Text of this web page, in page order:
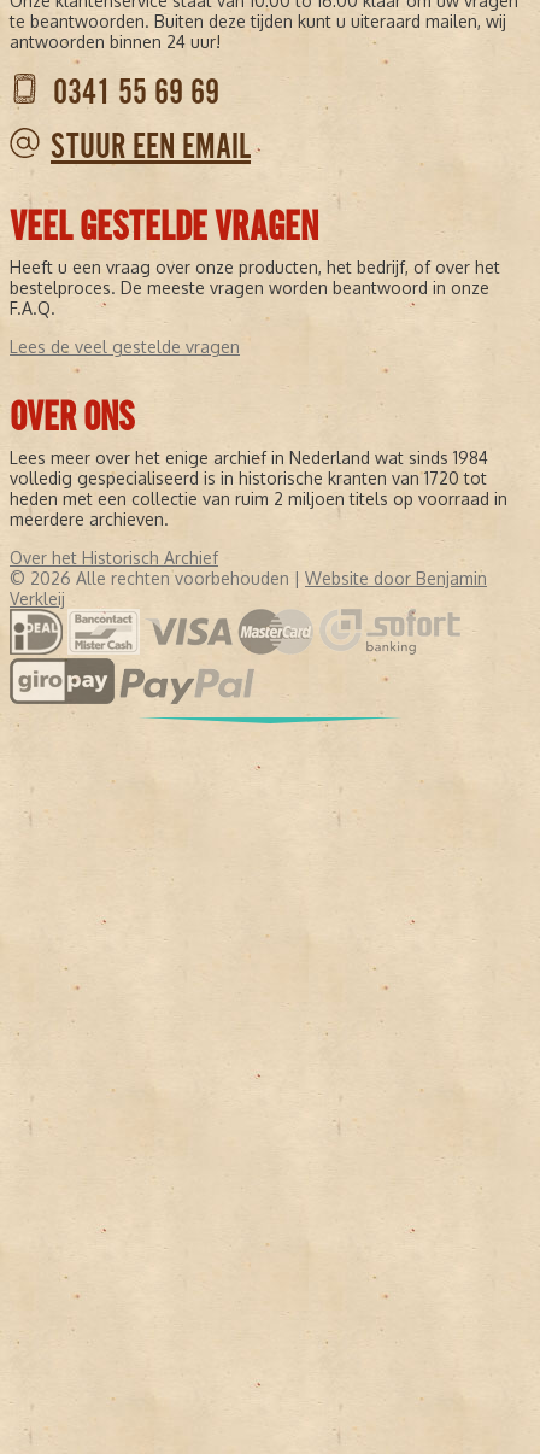
te beantwoorden. Buiten deze tijden kunt u uiteraard mailen, wij
antwoorden binnen 24 uur!
0341 55 69 69
STUUR EEN EMAIL
VEEL GESTELDE VRAGEN
Heeft u een vraag over onze producten, het bedrijf, of over het
bestelproces. De meeste vragen worden beantwoord in onze
F.A.Q.
Lees de veel gestelde vragen
OVER ONS
Lees meer over het enige archief in Nederland wat sinds 1984
volledig gespecialiseerd is in historische kranten van 1720 tot
heden met een collectie van ruim 2 miljoen titels op voorraad in
meerdere archieven.
Over het Historisch Archief
© 2026 Alle rechten voorbehouden | Website door Benjamin
Verkleij